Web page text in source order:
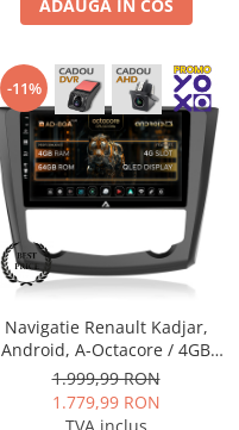
ADAUGA IN COS
-11%
Navigatie Renault Kadjar,
Android, A-Octacore / 4GB
RAM + 64GB ROM, 9 Inch -
AD-BGA9004+AD-BGRKIT364
1.999,99 RON
1.779,99 RON